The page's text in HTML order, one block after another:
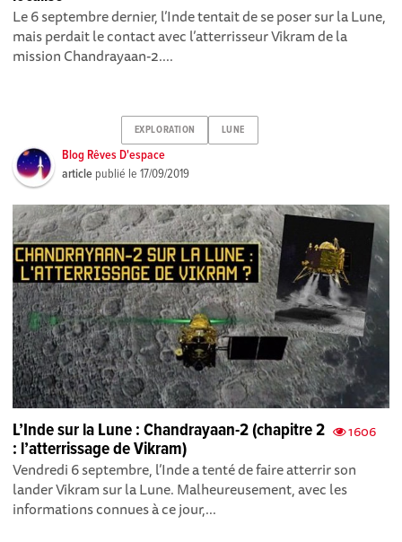
Le 6 septembre dernier, l’Inde tentait de se poser sur la Lune,
mais perdait le contact avec l’atterrisseur Vikram de la
mission Chandrayaan-2....
EXPLORATION LUNE
Blog Rêves D'espace
article publié le17/09/2019
1606
L’Inde sur la Lune : Chandrayaan-2 (chapitre 2
: l’atterrissage de Vikram)
Vendredi 6 septembre, l’Inde a tenté de faire atterrir son
lander Vikram sur la Lune. Malheureusement, avec les
informations connues à ce jour,...